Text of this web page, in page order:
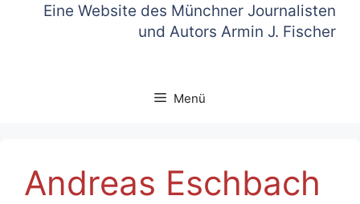
Eine Website des Münchner Journalisten
und Autors Armin J. Fischer
Menü
Andreas Eschbach